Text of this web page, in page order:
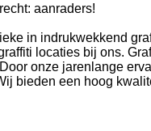
aanraders!
in indrukwekkend
locaties bij ons.
onze jarenlange
bieden een hoog